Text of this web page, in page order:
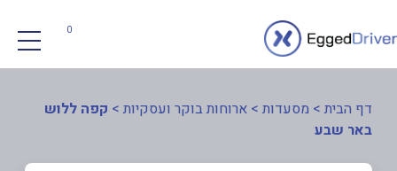
0
דף הבית > מסעדות > ארוחות בוקר ועסקיות > קפה ללוש
באר שבע